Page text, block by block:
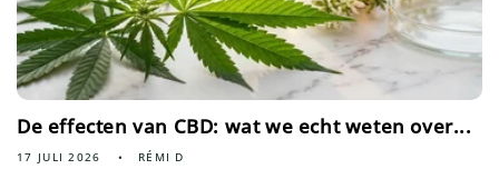
De effecten van CBD: wat we echt weten over...
17 JULI 2026 RÉMI D